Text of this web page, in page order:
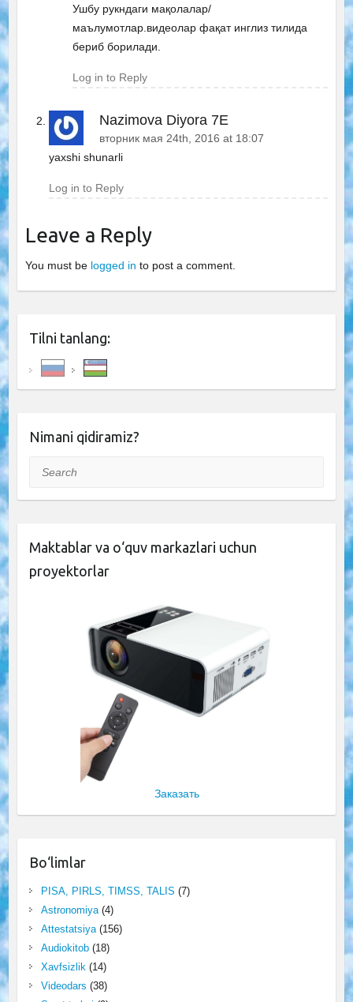
Ушбу рукндаги мақолалар/
маълумотлар.видеолар фақат инглиз тилида
бериб борилади.
Log in to Reply
Nazimova Diyora 7E
вторник мая 24th, 2016 at 18:07
yaxshi shunarli
Log in to Reply
Leave a Reply
You must be logged in to post a comment.
Tilni tanlang:
Nimani qidiramiz?
Search
Maktablar va o‘quv markazlari uchun
proyektorlar
Заказать
Bo‘limlar
PISA, PIRLS, TIMSS, TALIS (7)
Astronomiya(4)
Attestatsiya(156)
Audiokitob(18)
Xavfsizlik (14)
Videodars (38)